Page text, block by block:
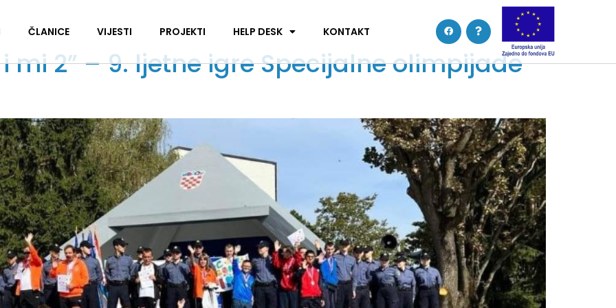
ČLANICE VIJESTI PROJEKTI HELP DESK KONTAKT
mi 2” – 9. ljetne igre Specijalne olimpijade